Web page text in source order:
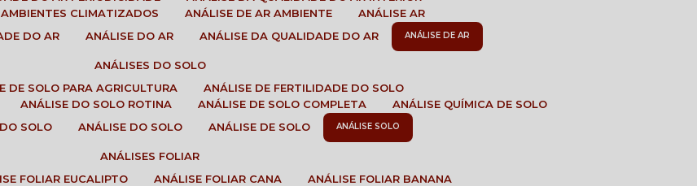
AMBIENTES CLIMATIZADOS ANÁLISE DE AR AMBIENTE
ANÁLISE AR
DO AR ANÁLISE DO AR ANÁLISE DA QUALIDADE DO AR ANÁLISE DE AR
ANÁLISES DO SOLO
DE SOLO PARA AGRICULTURA
ANÁLISE DE FERTILIDADE DO SOLO
ANÁLISE DO SOLO ROTINA ANÁLISE DE SOLO COMPLETA
ANÁLISE QUÍMICA DE SOLO
SOLO ANÁLISE DO SOLO ANÁLISE DE SOLO ANÁLISE SOLO
ANÁLISES FOLIAR
FOLIAR EUCALIPTO ANÁLISE FOLIAR CANA
ANÁLISE FOLIAR BANANA